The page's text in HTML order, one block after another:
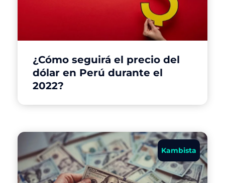
¿Cómo seguirá el precio del
dólar en Perú durante el
2022?
Kambista